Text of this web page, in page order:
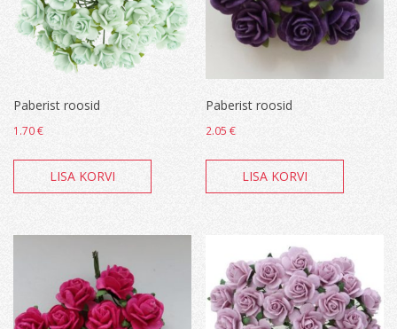
Paberist roosid
1.70€
LISA KORVI
Paberist roosid
2.05€
LISA KORVI